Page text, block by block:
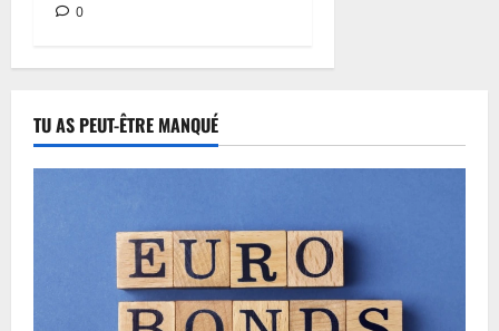
0
TU AS PEUT-ÊTRE MANQUÉ